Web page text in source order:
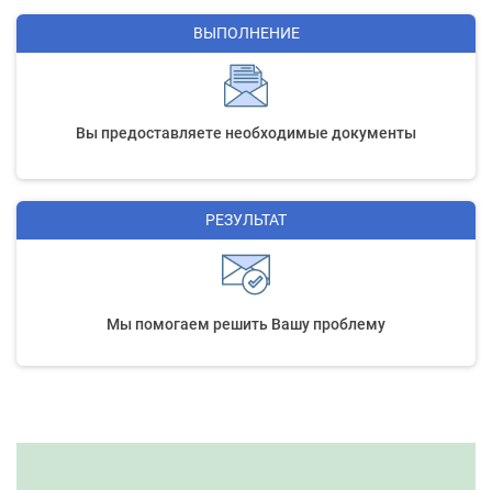
ВЫПОЛНЕНИЕ
Вы предоставляете необходимые документы
РЕЗУЛЬТАТ
Мы помогаем решить Вашу проблему